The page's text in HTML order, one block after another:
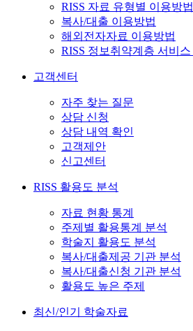
RISS 자료 유형별 이용방법
복사/대출 이용방법
해외전자자료 이용방법
RISS 정보취약계층 서비
고객센터
자주 찾는 질문
상담 신청
상담 내역 확인
고객제안
신고센터
RISS 활용도 분석
자료 현황 통계
주제별 활용통계 분석
학술지 활용도 분석
복사/대출제공 기관 분석
복사/대출신청 기관 분석
활용도 높은 주제
최신/인기 학술자료